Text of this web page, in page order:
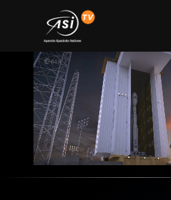
of